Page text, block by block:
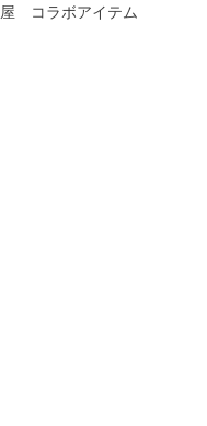
屋 コラボアイテム